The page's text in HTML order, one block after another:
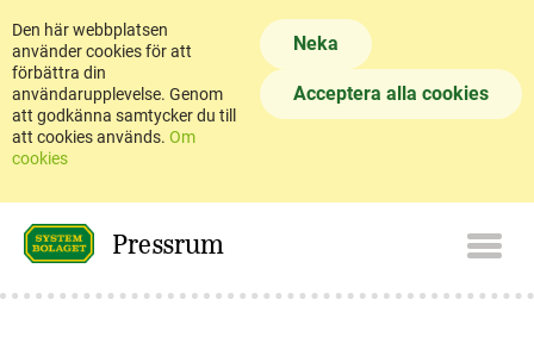
Den här webbplatsen
använder cookies för att
förbättra din
användarupplevelse. Genom
att godkänna samtycker du till
att cookies används. Om
cookies
Neka
Acceptera alla cookies
Pressrum